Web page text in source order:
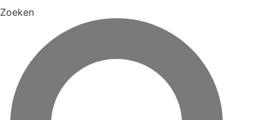
Zoeken